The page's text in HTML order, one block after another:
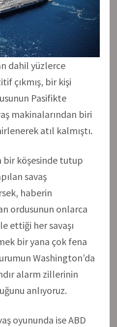
dahil yüzlerce
çıkmış, bir kişi
Pasifikte
makinalarından biri
atıl kalmıştı.
bir köşesinde tutup
savaş
haberin
ordusunun onlarca
ettiği her savaşı
bir yana çok fena
Washington’da
alarm zillerinin
anlıyoruz.
oyununda ise ABD